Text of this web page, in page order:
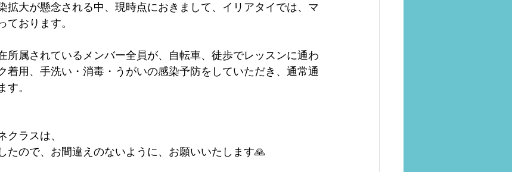
拡大が懸念される中、現時点におきまして、イリアタイでは、マ
ております。
所属されているメンバー全員が、自転車、徒歩でレッスンに通わ
着用、手洗い・消毒・うがいの感染予防をしていただき、通常通
す。
クラスは、
たので、お間違えのないように、お願いいたします🙏